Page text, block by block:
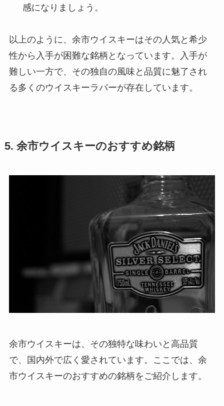
感になりましょう。
以上のように、余市ウイスキーはその人気と希少
性から入手が困難な銘柄となっています。入手が
難しい一方で、その独自の風味と品質に魅了され
る多くのウイスキーラバーが存在しています。
5. 余市ウイスキーのおすすめ銘柄
余市ウイスキーは、その独特な味わいと高品質
で、国内外で広く愛されています。ここでは、余
市ウイスキーのおすすめの銘柄をご紹介します。